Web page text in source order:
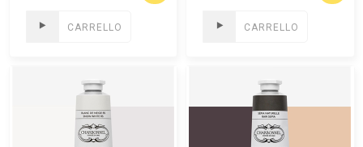
CARRELLO CARRELLO